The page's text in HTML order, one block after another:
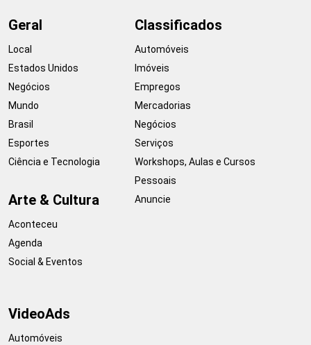
Geral
Local
Estados Unidos
Negócios
Mundo
Brasil
Esportes
Ciência e Tecnologia
Arte & Cultura
Aconteceu
Agenda
Social & Eventos
Classificados
Automóveis
Imóveis
Empregos
Mercadorias
Negócios
Serviços
Workshops, Aulas e Cursos
Pessoais
Anuncie
VideoAds
Automóveis